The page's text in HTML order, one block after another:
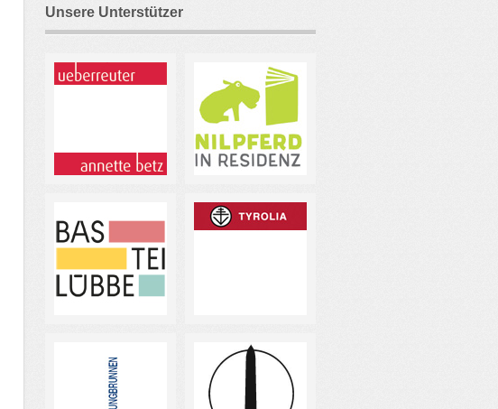
Unsere Unterstützer